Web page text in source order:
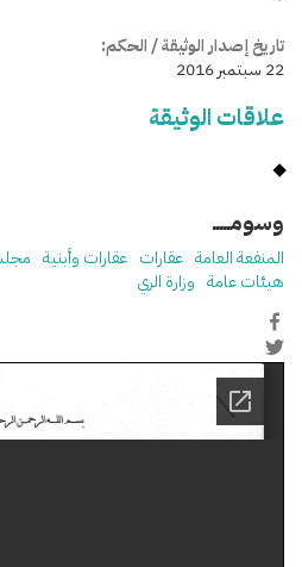
تاريخ إصدار الوثيقة / الحكم:
22 سبتمبر 2016
علاقات الوثيقة
وسومـــــ
المنفعة العامة عقارات عقارات وأبنية
هيئات عامة وزارة الري